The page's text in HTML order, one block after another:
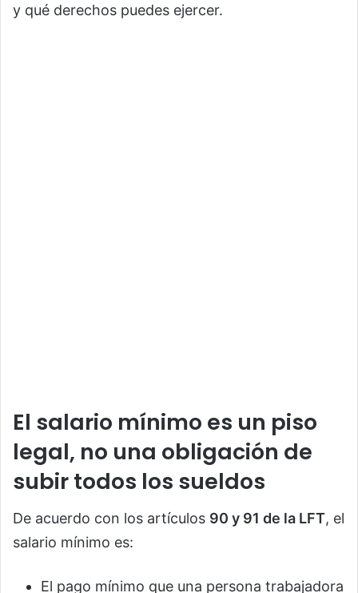
y qué derechos puedes ejercer.
El salario mínimo es un piso
legal, no una obligación de
subir todos los sueldos
De acuerdo con los artículos 90 y 91 de la LFT, el
salario mínimo es:
El pago mínimo que una persona trabajadora